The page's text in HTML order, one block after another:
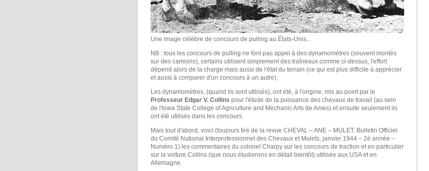
Une image célèbre de concours de pulling au États-Unis...
NB : tous les concours de pulling ne font pas appel à des dynamomètres (souvent montés
sur des camions), certains utilisent simplement des traîneaux comme ci-dessus, l'effort
dépend alors de la charge mais aussi de l'état du terrain (ce qui est plus difficile à apprécier
et aussi à comparer d'un concours à un autre).
Les dynamomètres, (quand ils sont utilisés), ont été, à l'origine, mis au point par le
Professeur Edgar V. Collins pour l'étude de la puissance des chevaux de travail (au sein
de l'Iowa State College of Agriculture and Mechanic Arts de Ames) et ensuite seulement ils
ont été utilisés dans les concours.
Mais tout d'abord, voici (toujours tiré de la revue CHEVAL – ANE – MULET, Bulletin Officiel
du Comité National Interprofessionnel des Chevaux et Mulets, janvier 1944 – 2è année –
Numéro 1) les commentaires du colonel Charpy sur les concours de traction et en particulier
sur la voiture Collins (que nous étudierons en détail bientôt) utilisée aux USA et en
Allemagne.